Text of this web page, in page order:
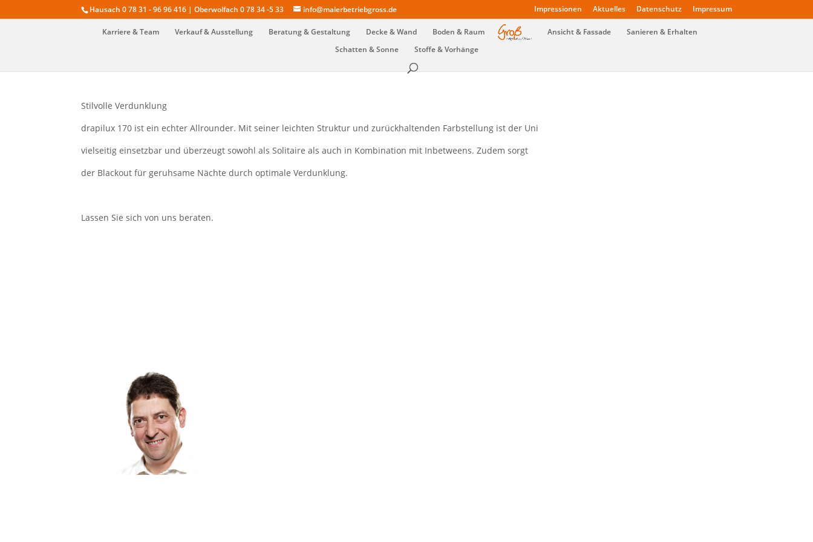
Hausach 0 78 31 - 96 96 416 | Oberwolfach 0 78 34 -5 33 info@malerbetriebgross.de Impressionen Aktuelles Datenschutz Impressum
Karriere & Team Verkauf & Ausstellung Beratung & Gestaltung Decke & Wand Boden & Raum Ansicht & Fassade
Sanieren & Erhalten
Schatten & Sonne
Stoffe & Vorhänge
Stilvolle Verdunklung
drapilux 170 ist ein echter Allrounder. Mit seiner leichten Struktur und zurückhaltenden Farbstellung ist der Uni
vielseitig einsetzbar und überzeugt sowohl als Solitaire als auch in Kombination mit Inbetweens. Zudem sorgt
der Blackout für geruhsame Nächte durch optimale Verdunklung.
Lassen Sie sich von uns beraten.